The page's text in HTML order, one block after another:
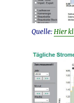
Quelle:Hier